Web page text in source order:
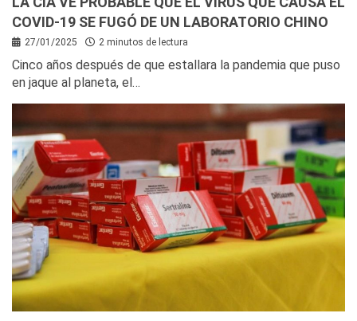
COVID-19 SE FUGÓ DE UN LABORATORIO CHINO
27/01/2025 2 minutos de lectura
Cinco años después de que estallara la pandemia que puso
en jaque al planeta, el…